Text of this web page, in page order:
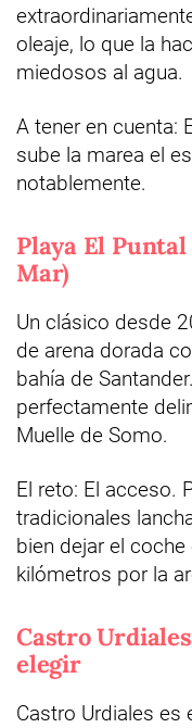
oleaje, lo que la
miedosos al agua.
A tener en cuenta:
sube la marea el
notablemente.
Playa El
Mar)
Un clásico desde
de arena dorada
bahía de
perfectamente
Muelle de Somo.
El reto: El acceso.
tradicionales
bien dejar el
kilómetros por la
Castro
elegir
Castro Urdiales